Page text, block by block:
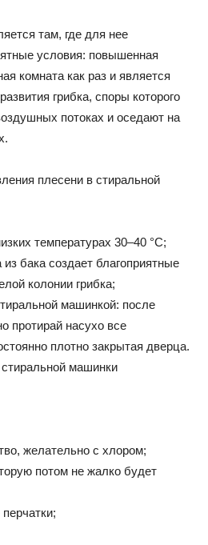
там, где для нее
условия: повышенная
комната как раз и является
грибка, споры которого
потоках и оседают на
плесени в стиральной
температурах 30–40 °С;
бака создает благоприятные
колонии грибка;
машинкой: после
протирай насухо все
плотно закрытая дверца.
машинки
желательно с хлором;
потом не жалко будет